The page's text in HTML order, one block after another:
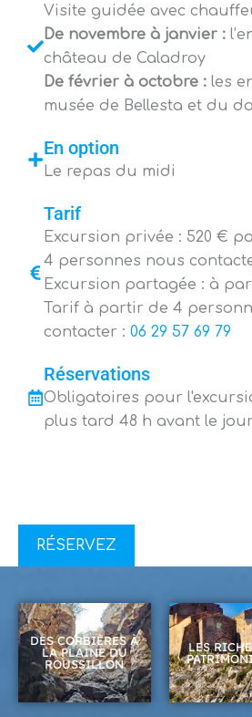
Visite guidée avec
De novembre à janvier :
château de Caladroy
De février à octobre : les
musée de Bellesta et du
En option
Le repas du midi
Tarif
Excursion privée : 520 €
4 personnes nous
Excursion partagée : à
Tarif à partir de 4
contacter : 06 29 57 69 79
Réservations
Obligatoires pour
plus tard 48 h avant le
RÉSERVEZ
DES CORBIÈRES À
LA PLAINE DU
ROUSSILLON
LES